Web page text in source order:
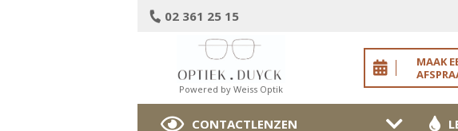
02 361 25 15
Powered by Weiss Optik
MAAK
CONTACTLENZEN